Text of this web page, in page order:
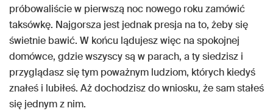
próbowaliście w pierwszą noc nowego roku zamówić
taksówkę. Najgorsza jest jednak presja na to, żeby się
świetnie bawić. W końcu lądujesz więc na spokojnej
domówce, gdzie wszyscy są w parach, a ty siedzisz i
przyglądasz się tym poważnym ludziom, których kiedyś
znałeś i lubiłeś. Aż dochodzisz do wniosku, że sam stałeś
się jednym z nim.